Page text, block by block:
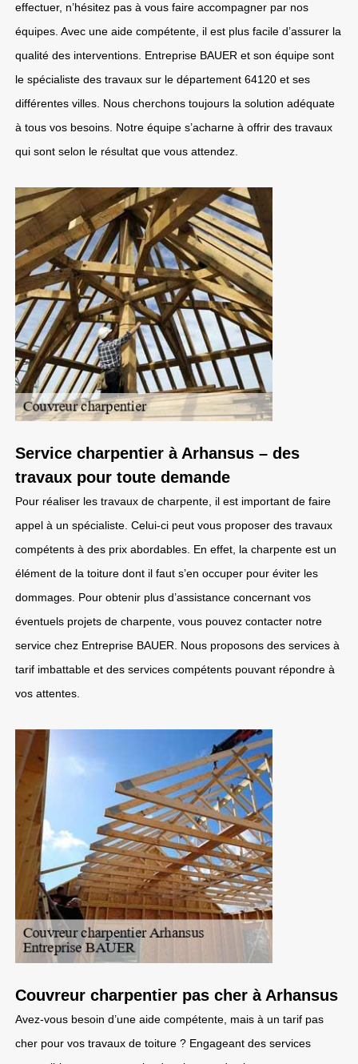
effectuer, n’hésitez pas à vous faire accompagner par nos
équipes. Avec une aide compétente, il est plus facile d’assurer la
qualité des interventions. Entreprise BAUER et son équipe sont
le spécialiste des travaux sur le département 64120 et ses
différentes villes. Nous cherchons toujours la solution adéquate
à tous vos besoins. Notre équipe s’acharne à offrir des travaux
qui sont selon le résultat que vous attendez.
Service charpentier à Arhansus – des
travaux pour toute demande
Pour réaliser les travaux de charpente, il est important de faire
appel à un spécialiste. Celui-ci peut vous proposer des travaux
compétents à des prix abordables. En effet, la charpente est un
élément de la toiture dont il faut s’en occuper pour éviter les
dommages. Pour obtenir plus d’assistance concernant vos
éventuels projets de charpente, vous pouvez contacter notre
service chez Entreprise BAUER. Nous proposons des services à
tarif imbattable et des services compétents pouvant répondre à
vos attentes.
Couvreur charpentier pas cher à Arhansus
Avez-vous besoin d’une aide compétente, mais à un tarif pas
cher pour vos travaux de toiture ? Engageant des services